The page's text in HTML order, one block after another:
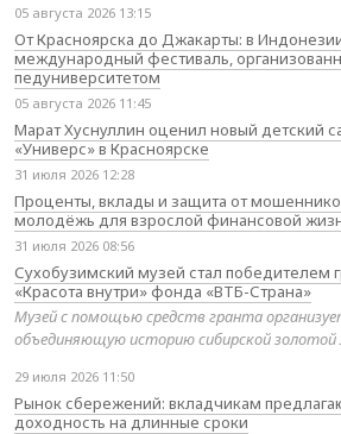
05 августа 2026 13:15
От Красноярска до Джакарты: в
международный фестиваль,
педуниверситетом
05 августа 2026 11:45
Марат Хуснуллин оценил новый детский
«Универс» в Красноярске
31 июля 2026 12:28
Проценты, вклады и защита от
молодёжь для взрослой финансовой
31 июля 2026 08:56
Сухобузимский музей стал победителем
«Красота внутри» фонда «ВТБ-Страна»
Музей с помощью средств гранта
объединяющую историю сибирской золотой
29 июля 2026 11:50
Рынок сбережений: вкладчикам
доходность на длинные сроки